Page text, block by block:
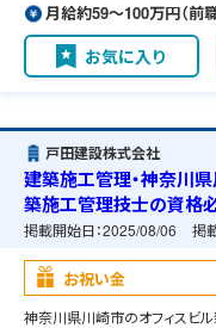
月給約59〜100万円（前
お気に入り
戸田建設株式会社
建築施工管理・神奈川県
築施工管理技士の資格
備可能
掲載開始日：2025/08/06 掲
お祝い金
神奈川県川崎市のオフィスビ